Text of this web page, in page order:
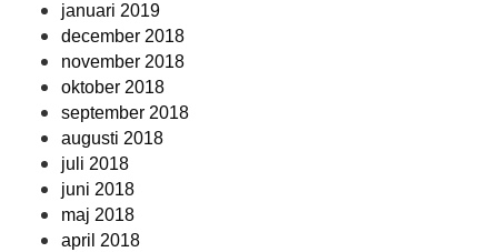
januari 2019
december 2018
november 2018
oktober 2018
september 2018
augusti 2018
juli 2018
juni 2018
maj 2018
april 2018